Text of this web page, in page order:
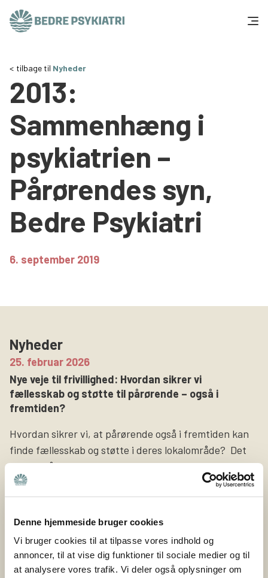
Denne hjemmeside bruger cookies
Vi bruger cookies til at tilpasse vores indhold og
annoncer, til at vise dig funktioner til sociale medier og til
at analysere vores trafik. Vi deler også oplysninger om
Tal og fakta
Om os
Vær med
Presse og politik
Støt os
tilbage til Nyheder
2013:
Sammenhæng i
psykiatrien –
Pårørendes syn,
Bedre Psykiatri
6. september 2019
Nyheder
25. februar 2026
Nye veje til frivillighed: Hvordan sikrer vi
fællesskab og støtte til pårørende – også i
fremtiden?
Hvordan sikrer vi, at pårørende også i fremtiden kan
finde fællesskab og støtte i deres lokalområde? Det
spørgsmål har været omdrejningspunktet i
projektet Nye veje til frivillighed, som Bedre Psykiatri
netop har afsluttet sammen med Nyreforeningen og
Psykiatri er en forening bygget på frivillige kræfter og
lokale fællesskaber. Det er de ca. 400 frivillige i Bedre
Psykiatri, […]